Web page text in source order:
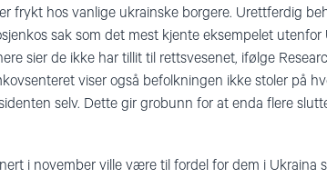
frykt hos vanlige ukrainske borgere. Urettferdig
sak som det mest kjente eksempelet utenfor
sier de ikke har tillit til rettsvesenet, ifølge
viser også befolkningen ikke stoler på
selv. Dette gir grobunn for at enda flere
i november ville være til fordel for dem i Ukraina